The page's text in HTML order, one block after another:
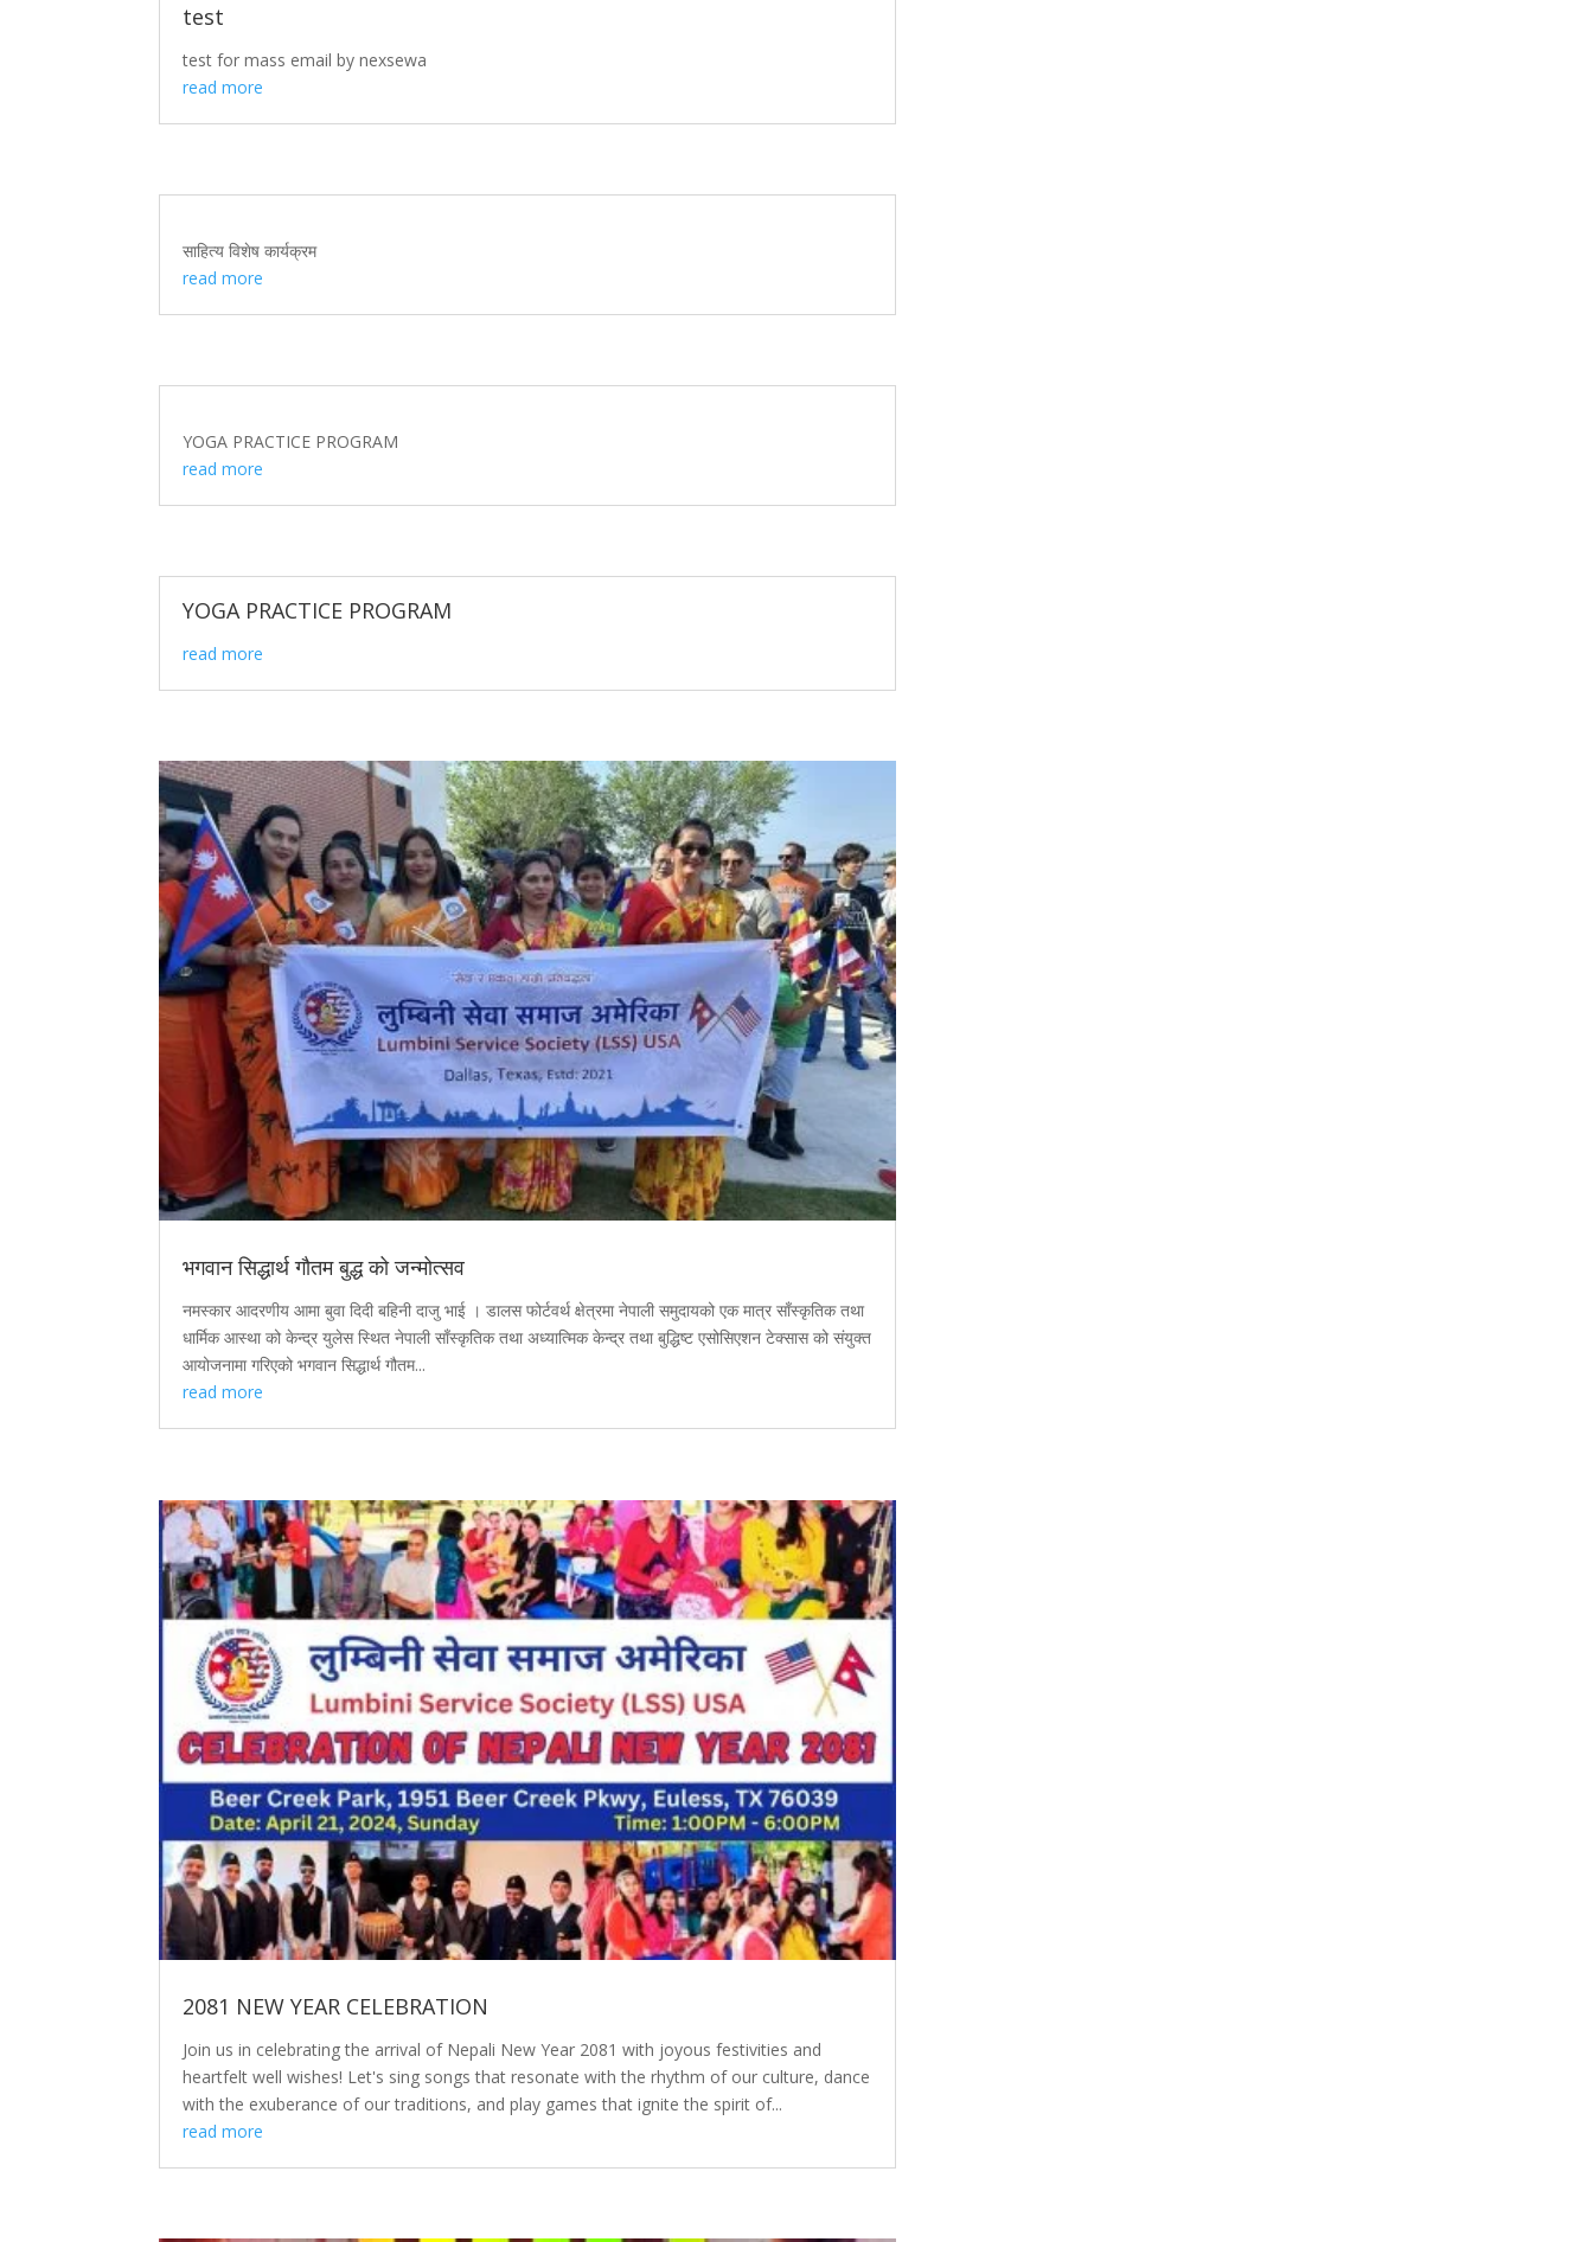
test
test for mass email by nexsewa
read more
साहित्य विशेष कार्यक्रम
read more
YOGA PRACTICE PROGRAM
read more
YOGA PRACTICE PROGRAM
read more
भगवान सिद्धार्थ गौतम बुद्ध को जन्मोत्सव
नमस्कार आदरणीय आमा बुवा दिदी बहिनी दाजु भाई । डालस फोर्टवर्थ क्षेत्रमा नेपाली समुदायको एक मात्र साँस्कृतिक तथा
धार्मिक आस्था को केन्द्र युलेस स्थित नेपाली साँस्कृतिक तथा अध्यात्मिक केन्द्र तथा बुद्धिष्ट एसोसिएशन टेक्सास को संयुक्त
आयोजनामा गरिएको भगवान सिद्धार्थ गौतम...
read more
2081 NEW YEAR CELEBRATION
Join us in celebrating the arrival of Nepali New Year 2081 with joyous festivities and
heartfelt well wishes! Let's sing songs that resonate with the rhythm of our culture, dance
with the exuberance of our traditions, and play games that ignite the spirit of...
read more